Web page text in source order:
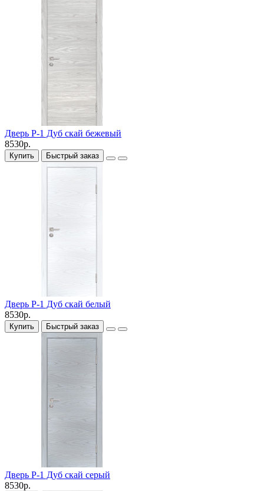
Дверь P-1 Дуб скай бежевый
8530р.
Купить Быстрый заказ
Дверь P-1 Дуб скай белый
8530р.
Купить Быстрый заказ
Дверь P-1 Дуб скай серый
8530р.